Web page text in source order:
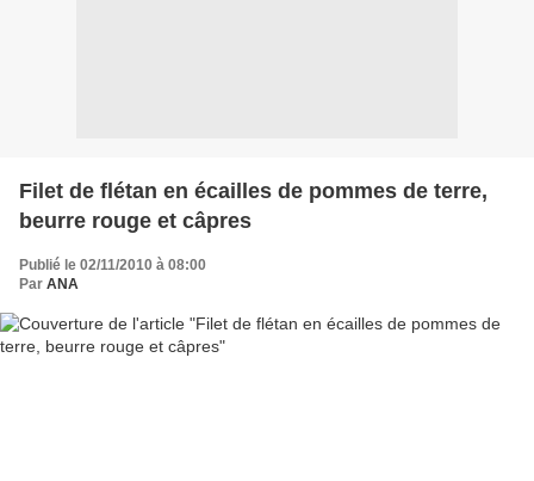
Filet de flétan en écailles de pommes de terre,
beurre rouge et câpres
Publié le 02/11/2010 à 08:00
Par ANA